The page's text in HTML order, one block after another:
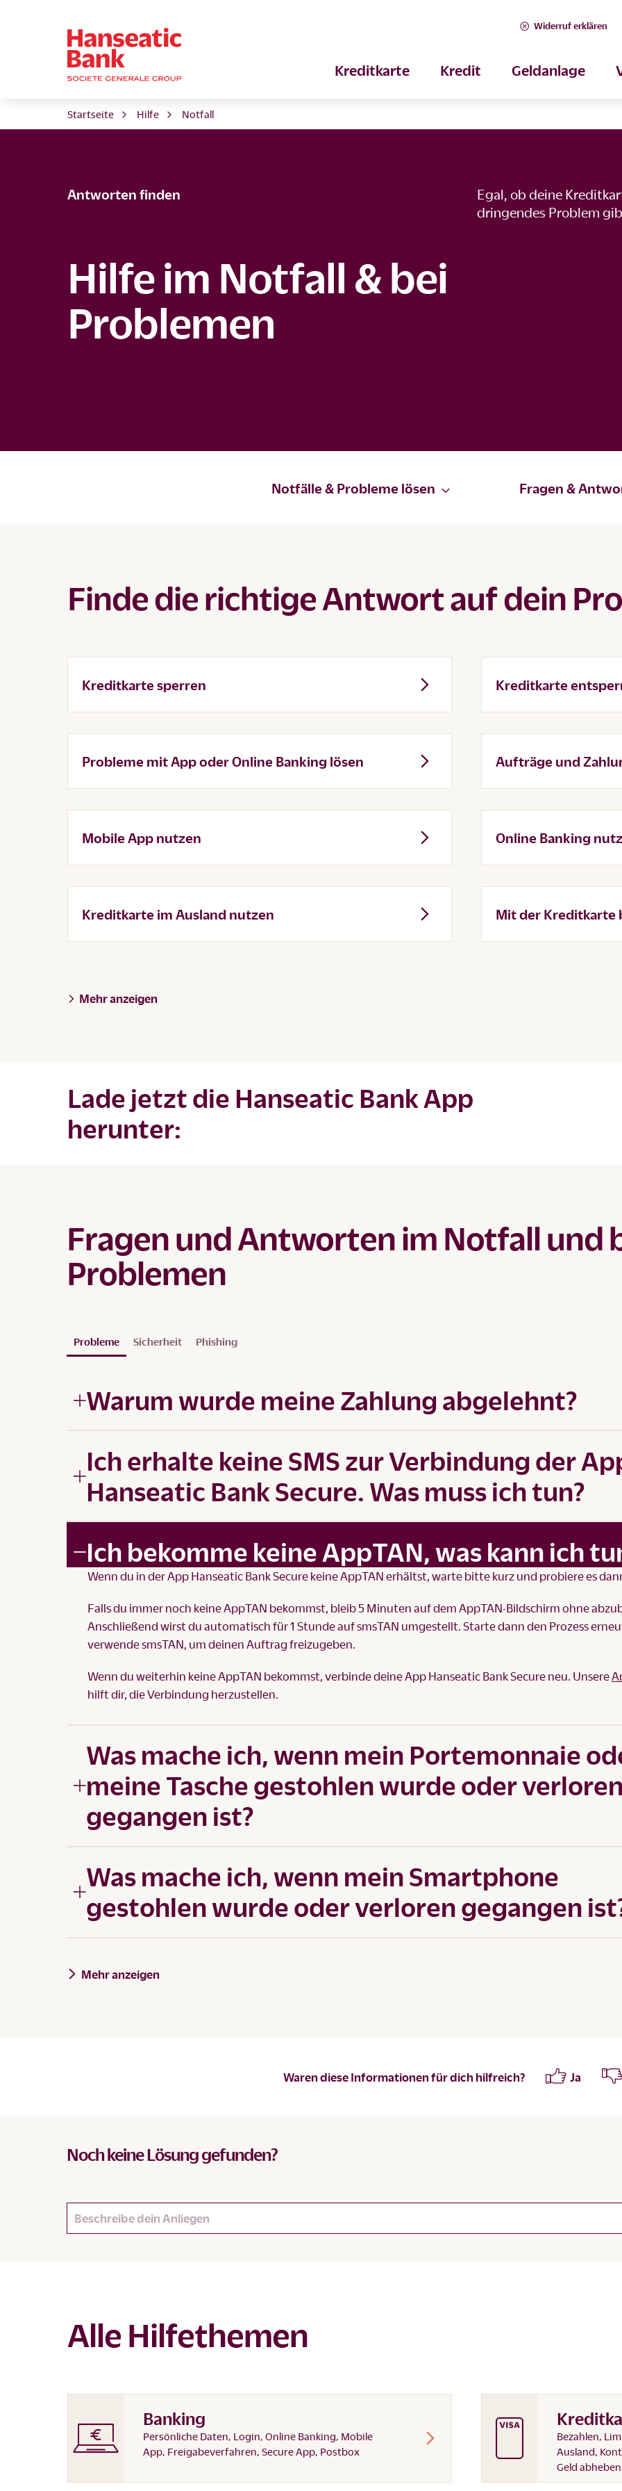
Widerruf erklären
Kreditkarte Kredit Geldanlage
Startseite Hilfe Notfall
Antworten finden
Hilfe im Notfall & bei
Problemen
Egal, ob deine
dringendes Problem
Notfälle & Probleme lösen Fragen &
Finde die richtige Antwort auf dein
Kreditkarte sperren Kreditkarte
Probleme mit App oder Online Banking lösen Aufträge und
Mobile App nutzen Online Banking
Kreditkarte im Ausland nutzen Mit der Kreditkarte
Mehr anzeigen
Lade jetzt die Hanseatic Bank App
herunter:
Fragen und Antworten im Notfall und
Problemen
Probleme Sicherheit Phishing
Warum wurde meine Zahlung abgelehnt?
Ich erhalte keine SMS zur Verbindung der
Hanseatic Bank Secure. Was muss ich tun?
Ich bekomme keine AppTAN, was kann ich
Wenn du in der App Hanseatic Bank Secure keine AppTAN erhältst, warte bitte kurz und probiere es
Falls du immer noch keine AppTAN bekommst, bleib 5 Minuten auf dem AppTAN-Bildschirm ohne
Anschließend wirst du automatisch für 1 Stunde auf smsTAN umgestellt. Starte dann den Prozess
verwende smsTAN, um deinen Auftrag freizugeben.
Wenn du weiterhin keine AppTAN bekommst, verbinde deine App Hanseatic Bank Secure neu. Unsere
hilft dir, die Verbindung herzustellen.
Was mache ich, wenn mein Portemonnaie
meine Tasche gestohlen wurde oder
gegangen ist?
Was mache ich, wenn mein Smartphone
gestohlen wurde oder verloren gegangen
Mehr anzeigen
Waren diese Informationen für dich hilfreich? Ja
Noch keine Lösung gefunden?
Alle Hilfethemen
Banking
Persönliche Daten, Login, Online Banking, Mobile
App, Freigabeverfahren, Secure App, Postbox
Bezahlen,
Ausland,
Geld abheben